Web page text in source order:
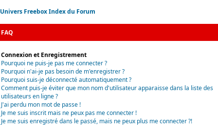
Univers Freebox Index du Forum
FAQ
Connexion et Enregistrement
Pourquoi ne puis-je pas me connecter ?
Pourquoi n'ai-je pas besoin de m'enregistrer ?
Pourquoi suis-je déconnecté automatiquement ?
Comment puis-je éviter que mon nom d'utilisateur apparaisse dans la liste des
utilisateurs en ligne ?
J'ai perdu mon mot de passe !
Je me suis inscrit mais ne peux pas me connecter !
Je me suis enregistré dans le passé, mais ne peux plus me connecter ?!